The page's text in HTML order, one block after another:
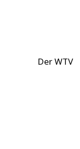
Der WTV